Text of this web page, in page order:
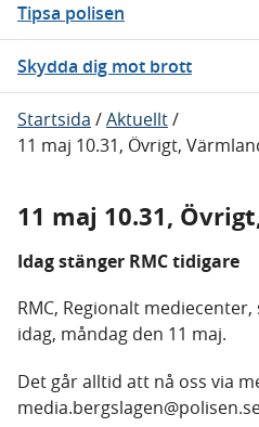
Tipsa polisen
Skydda dig mot brott
Startsida /Aktuellt/
11 maj 10.31, Övrigt,
11 maj 10.31,
Idag stänger RMC tidigare
RMC, Regionalt
idag, måndag den 11 maj.
Det går alltid att nå oss via